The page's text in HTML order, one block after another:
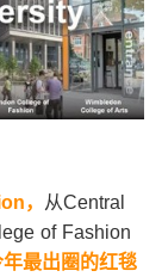
， 从Central
of Fashion
最出圈的红毯